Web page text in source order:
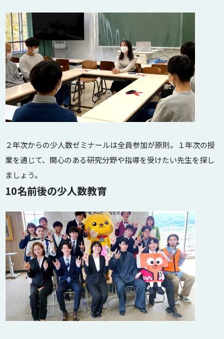
２年次からの少人数ゼミナールは全員参加が原則。１年次の授
業を通じて、関心のある研究分野や指導を受けたい先生を探し
ましょう。
10名前後の少人数教育